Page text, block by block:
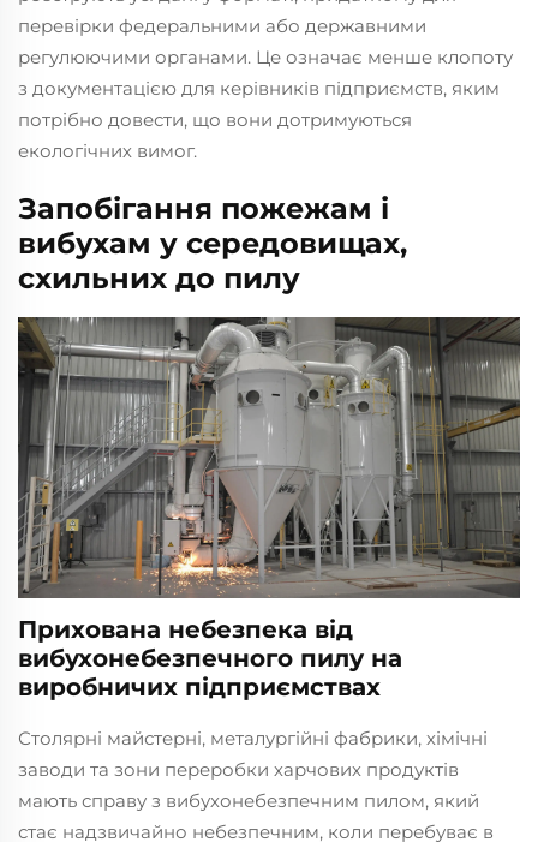
перевірки федеральними або державними
регулюючими органами. Це означає менше клопоту
з документацією для керівників підприємств, яким
потрібно довести, що вони дотримуються
екологічних вимог.
Запобігання пожежам і
вибухам у середовищах,
схильних до пилу
Прихована небезпека від
вибухонебезпечного пилу на
виробничих підприємствах
Столярні майстерні, металургійні фабрики, хімічні
заводи та зони переробки харчових продуктів
мають справу з вибухонебезпечним пилом, який
стає надзвичайно небезпечним, коли перебуває в